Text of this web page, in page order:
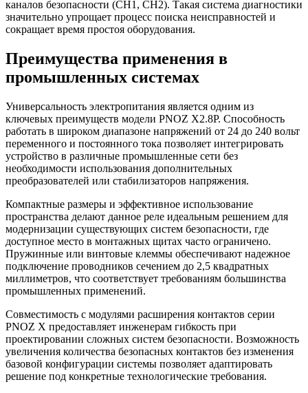
каналов безопасности (CH1, CH2). Такая система диагностики
значительно упрощает процесс поиска неисправностей и
сокращает время простоя оборудования.
Преимущества применения в
промышленных системах
Универсальность электропитания является одним из
ключевых преимуществ модели PNOZ X2.8P. Способность
работать в широком диапазоне напряжений от 24 до 240 вольт
переменного и постоянного тока позволяет интегрировать
устройство в различные промышленные сети без
необходимости использования дополнительных
преобразователей или стабилизаторов напряжения.
Компактные размеры и эффективное использование
пространства делают данное реле идеальным решением для
модернизации существующих систем безопасности, где
доступное место в монтажных щитах часто ограничено.
Пружинные или винтовые клеммы обеспечивают надежное
подключение проводников сечением до 2,5 квадратных
миллиметров, что соответствует требованиям большинства
промышленных применений.
Совместимость с модулями расширения контактов серии
PNOZ X предоставляет инженерам гибкость при
проектировании сложных систем безопасности. Возможность
увеличения количества безопасных контактов без изменения
базовой конфигурации системы позволяет адаптировать
решение под конкретные технологические требования.